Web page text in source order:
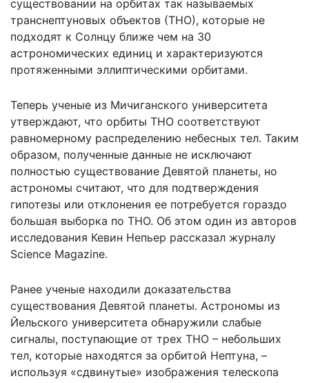
существовании на орбитах так называемых
транснептуновых объектов (ТНО), которые не
подходят к Солнцу ближе чем на 30
астрономических единиц и характеризуются
протяженными эллиптическими орбитами.
Теперь ученые из Мичиганского университета
утверждают, что орбиты ТНО соответствуют
равномерному распределению небесных тел. Таким
образом, полученные данные не исключают
полностью существование Девятой планеты, но
астрономы считают, что для подтверждения
гипотезы или отклонения ее потребуется гораздо
большая выборка по ТНО. Об этом один из авторов
исследования Кевин Непьер рассказал журналу
Science Magazine.
Ранее ученые находили доказательства
существования Девятой планеты. Астрономы из
Йельского университета обнаружили слабые
сигналы, поступающие от трех ТНО – небольших
тел, которые находятся за орбитой Нептуна, –
используя «сдвинутые» изображения телескопа